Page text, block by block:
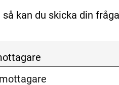
kan du skicka din